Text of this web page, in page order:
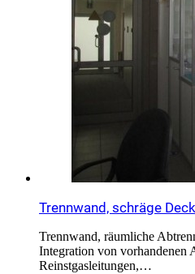
Trennwand, schräge
Trennwand, räumliche
Integration von vorhandenen
Reinstgasleitungen,…